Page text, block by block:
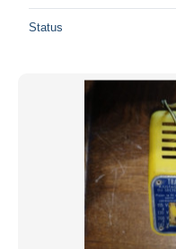
Status